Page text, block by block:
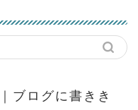
ブログに書きき